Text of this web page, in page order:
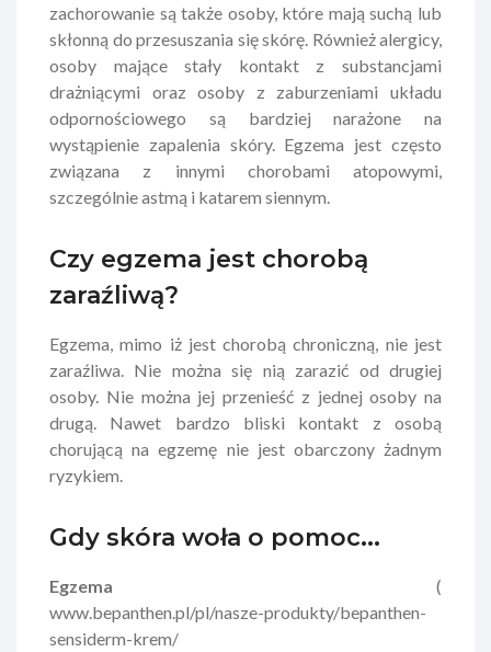
zachorowanie są także osoby, które mają suchą lub
skłonną do przesuszania się skórę. Również alergicy,
osoby mające stały kontakt z substancjami
drażniącymi oraz osoby z zaburzeniami układu
odpornościowego są bardziej narażone na
wystąpienie zapalenia skóry. Egzema jest często
związana z innymi chorobami atopowymi,
szczególnie astmą i katarem siennym.
Czy egzema jest chorobą
zaraźliwą?
Egzema, mimo iż jest chorobą chroniczną, nie jest
zaraźliwa. Nie można się nią zarazić od drugiej
osoby. Nie można jej przenieść z jednej osoby na
drugą. Nawet bardzo bliski kontakt z osobą
chorującą na egzemę nie jest obarczony żadnym
ryzykiem.
Gdy skóra woła o pomoc...
Egzema (
www.bepanthen.pl/pl/nasze-produkty/bepanthen-
sensiderm-krem/